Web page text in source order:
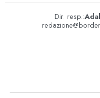
Dir. resp.: